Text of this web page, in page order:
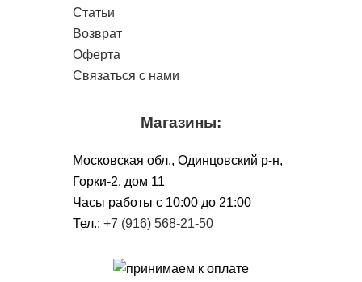
Статьи
Возврат
Оферта
Связаться с нами
Магазины:
Московская обл., Одинцовский р-н,
Горки-2, дом 11
Чacы работы с 10:00 до 21:00
Тел.:+7 (916) 568-21-50